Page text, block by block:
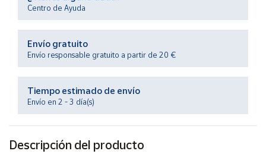
de ayuda
Contacto
Vendedores
Mapa de
vendedor
Centro de Ayuda
Envío gratuito
Envío responsable gratuito a partir de 20 €
Tiempo estimado de envío
Envío en 2 - 3 día(s)
Descripción del producto